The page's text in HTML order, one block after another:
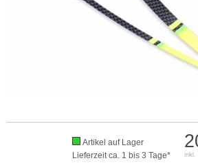
inkl.
Artikel auf Lager
Lieferzeit ca. 1 bis 3 Tage*